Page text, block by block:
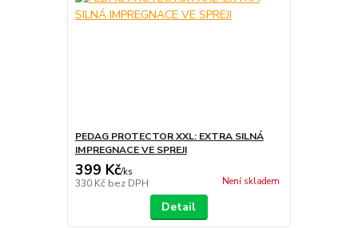
PEDAG PROTECTOR XXL: EXTRA SILNÁ
IMPREGNACE VE SPREJI
399 Kč/ks
330 Kč bez DPH Není skladem
Detail